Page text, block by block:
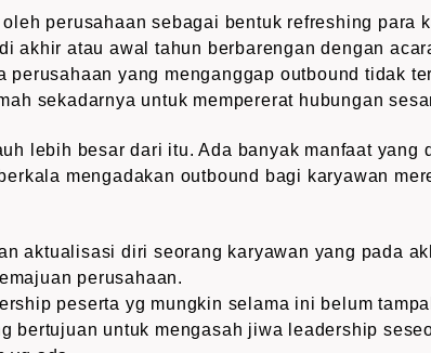
perusahaan sebagai bentuk refreshing para
akhir atau awal tahun berbarengan dengan
perusahaan yang menganggap outbound tidak
sekadarnya untuk mempererat hubungan
lebih besar dari itu. Ada banyak manfaat yang
mengadakan outbound bagi karyawan
aktualisasi diri seorang karyawan yang pada
perusahaan.
peserta yg mungkin selama ini belum
bertujuan untuk mengasah jiwa leadership